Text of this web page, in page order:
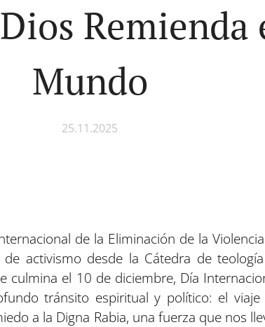
Remienda
Mundo
25.11.2025
de la Eliminación de la
activismo desde la Cátedra de
culmina el 10 de diciembre, Día
tránsito espiritual y político: el
a la Digna Rabia, una fuerza que nos